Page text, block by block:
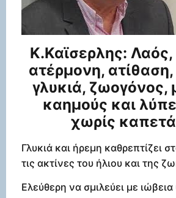
Κ.Καϊσερλης:
ατέρμονη, ατίθαση,
γλυκιά, ζωογόνος,
καημούς και
χωρίς
Γλυκιά και ήρεμη καθρεπτίζει
τις ακτίνες του ήλιου και της
Ελεύθερη να σμιλεύει με